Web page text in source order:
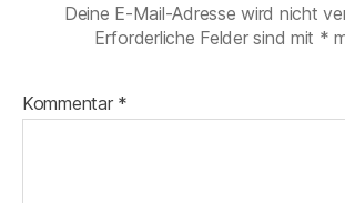
Deine E-Mail-Adresse wird nicht
Erforderliche Felder sind mit *
Kommentar *